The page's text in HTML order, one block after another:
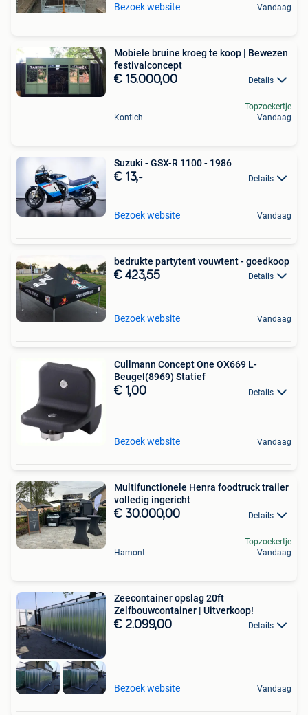
Bezoek website Vandaag
Mobiele bruine kroeg te koop | Bewezen
festivalconcept
€ 15.000,00 Details
Kontich
Topzoekertje
Vandaag
Suzuki - GSX-R 1100 - 1986
€ 13,- Details
Bezoek website Vandaag
bedrukte partytent vouwtent - goedkoop
€ 423,55 Details
Bezoek website Vandaag
Cullmann Concept One OX669 L-
Beugel(8969) Statief
€ 1,00 Details
Bezoek website Vandaag
Multifunctionele Henra foodtruck trailer
volledig ingericht
€ 30.000,00 Details
Hamont
Topzoekertje
Vandaag
Zeecontainer opslag 20ft
Zelfbouwcontainer | Uitverkoop!
€ 2.099,00 Details
Bezoek website Vandaag